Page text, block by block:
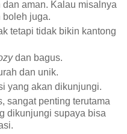
aman. Kalau misalnya
boleh juga.
tetapi tidak bikin kantong
dan bagus.
dan unik.
yang akan dikunjungi.
sangat penting terutama
dikunjungi supaya bisa